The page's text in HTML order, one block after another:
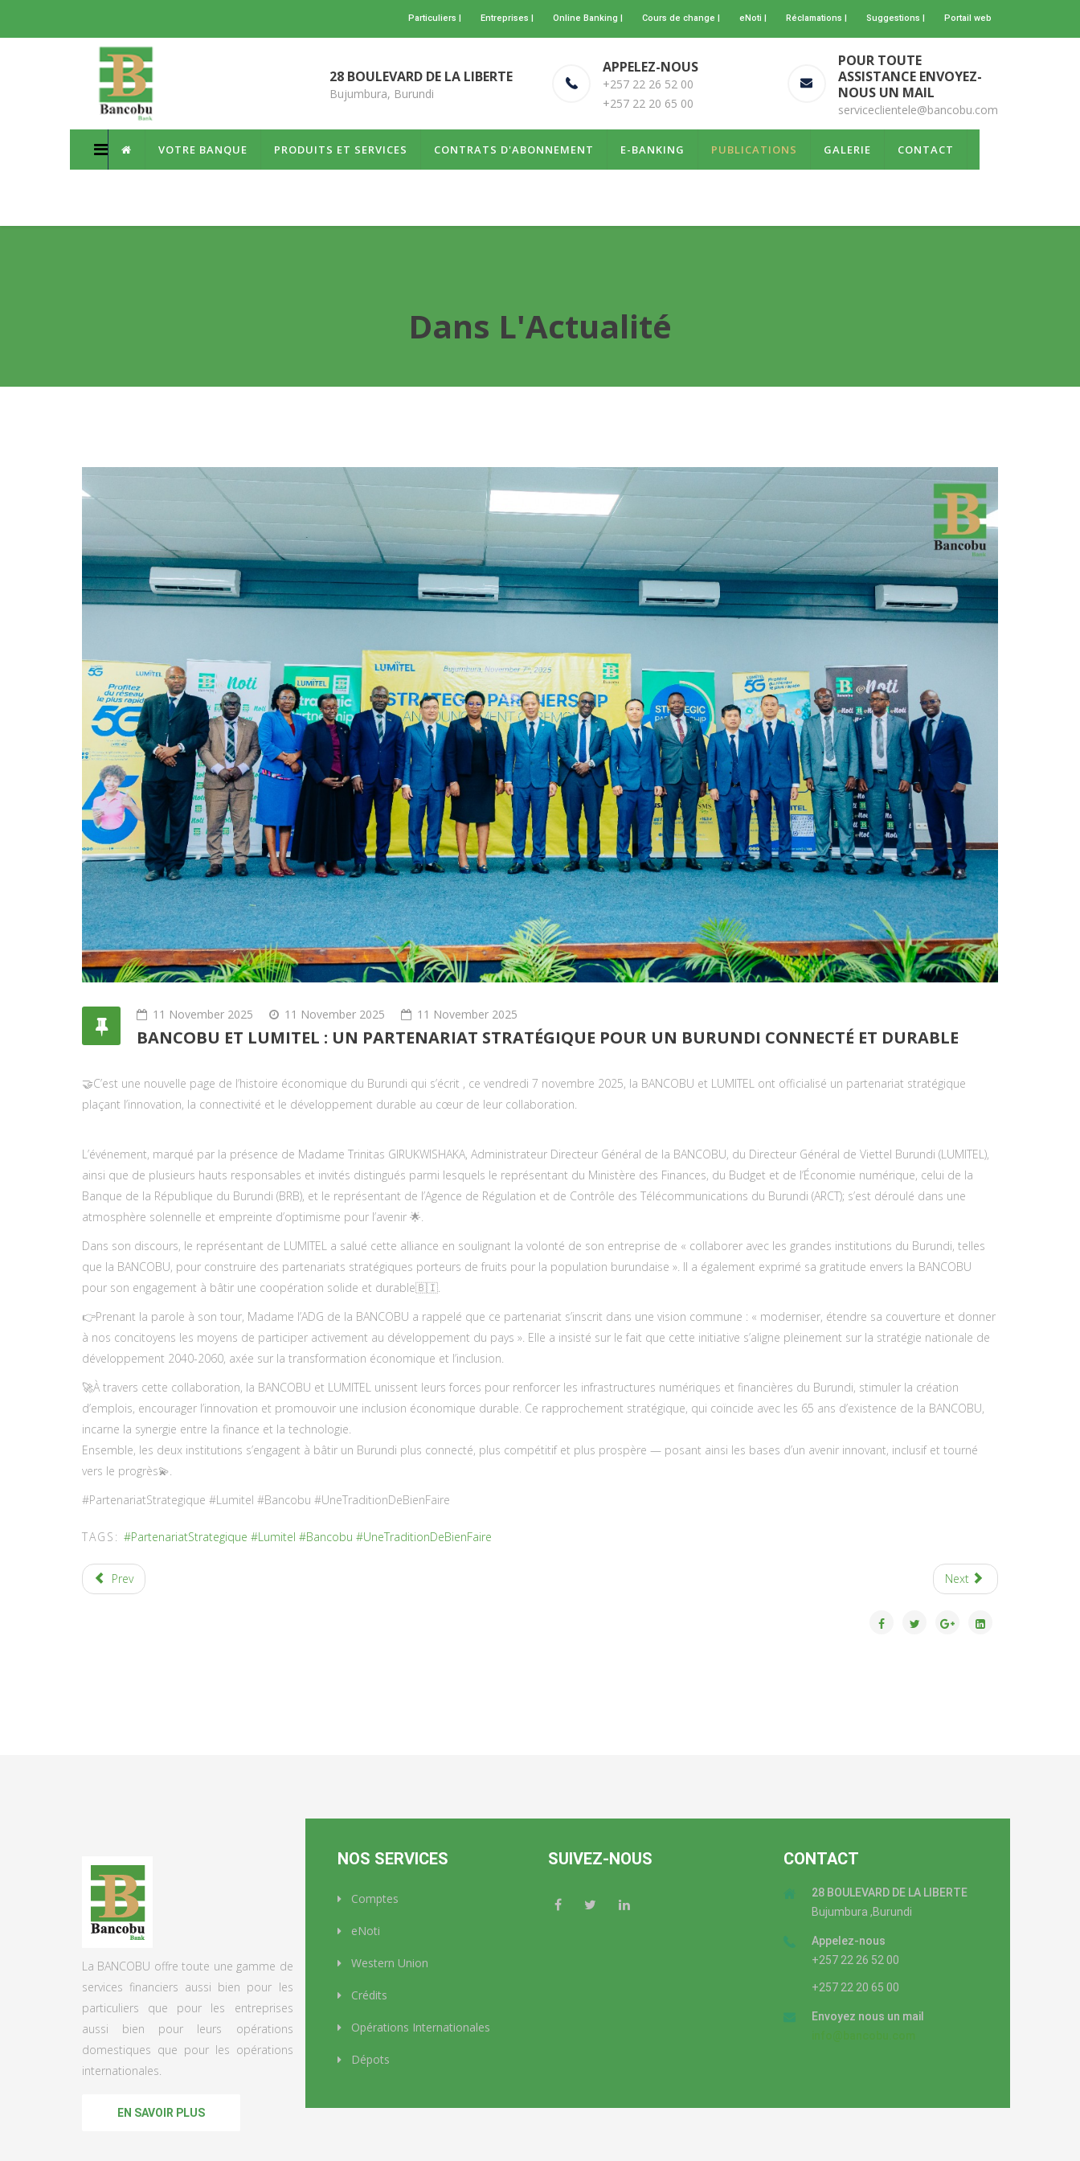
Particuliers | Entreprises | Online Banking | Cours de change | eNoti | Réclamations | Suggestions | Portail web
28 BOULEVARD DE LA LIBERTE
Bujumbura, Burundi
APPELEZ-NOUS
+257 22 26 52 00
+257 22 20 65 00
POUR TOUTE
ASSISTANCE ENVOYEZ-
NOUS UN MAIL
serviceclientele@bancobu.com
VOTRE BANQUE PRODUITS ET SERVICES CONTRATS D'ABONNEMENT E-BANKING PUBLICATIONS GALERIE CONTACT
Dans L'Actualité
11 November 2025 11 November 2025 11 November 2025
BANCOBU ET LUMITEL : UN PARTENARIAT STRATÉGIQUE POUR UN BURUNDI CONNECTÉ ET DURABLE
🤝C’est une nouvelle page de l’histoire économique du Burundi qui s’écrit , ce vendredi 7 novembre 2025, la BANCOBU et LUMITEL ont officialisé un partenariat stratégique
plaçant l’innovation, la connectivité et le développement durable au cœur de leur collaboration.
L’événement, marqué par la présence de Madame Trinitas GIRUKWISHAKA, Administrateur Directeur Général de la BANCOBU, du Directeur Général de Viettel Burundi (LUMITEL),
ainsi que de plusieurs hauts responsables et invités distingués parmi lesquels le représentant du Ministère des Finances, du Budget et de l’Économie numérique, celui de la
Banque de la République du Burundi (BRB), et le représentant de l’Agence de Régulation et de Contrôle des Télécommunications du Burundi (ARCT); s’est déroulé dans une
atmosphère solennelle et empreinte d’optimisme pour l’avenir 🌟.
Dans son discours, le représentant de LUMITEL a salué cette alliance en soulignant la volonté de son entreprise de « collaborer avec les grandes institutions du Burundi, telles
que la BANCOBU, pour construire des partenariats stratégiques porteurs de fruits pour la population burundaise ». Il a également exprimé sa gratitude envers la BANCOBU
pour son engagement à bâtir une coopération solide et durable🇧🇮.
👉Prenant la parole à son tour, Madame l’ADG de la BANCOBU a rappelé que ce partenariat s’inscrit dans une vision commune : « moderniser, étendre sa couverture et donner
à nos concitoyens les moyens de participer activement au développement du pays ». Elle a insisté sur le fait que cette initiative s’aligne pleinement sur la stratégie nationale de
développement 2040-2060, axée sur la transformation économique et l’inclusion.
🚀À travers cette collaboration, la BANCOBU et LUMITEL unissent leurs forces pour renforcer les infrastructures numériques et financières du Burundi, stimuler la création
d’emplois, encourager l’innovation et promouvoir une inclusion économique durable. Ce rapprochement stratégique, qui coïncide avec les 65 ans d’existence de la BANCOBU,
incarne la synergie entre la finance et la technologie.
Ensemble, les deux institutions s’engagent à bâtir un Burundi plus connecté, plus compétitif et plus prospère — posant ainsi les bases d’un avenir innovant, inclusif et tourné
vers le progrès💫.
#PartenariatStrategique #Lumitel #Bancobu #UneTraditionDeBienFaire
TAGS: #PartenariatStrategique #Lumitel #Bancobu #UneTraditionDeBienFaire
Prev Next
La BANCOBU offre toute une gamme de
services financiers aussi bien pour les
particuliers que pour les entreprises
aussi bien pour leurs opérations
domestiques que pour les opérations
internationales.
EN SAVOIR PLUS
NOS SERVICES
Comptes
eNoti
Western Union
Crédits
Opérations Internationales
Dépots
SUIVEZ-NOUS CONTACT
28 BOULEVARD DE LA LIBERTE
Bujumbura ,Burundi
Appelez-nous
+257 22 26 52 00
+257 22 20 65 00
Envoyez nous un mail